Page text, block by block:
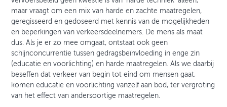
maar vraagt om een mix van harde en zachte maatregelen,
geregisseerd en gedoseerd met kennis van de mogelijkheden
en beperkingen van verkeersdeelnemers. De mens als maat
dus. Als je er zo mee omgaat, ontstaat ook geen
schijnconcurrentie tussen gedragsbeïnvloeding in enge zin
(educatie en voorlichting) en harde maatregelen. Als we daarbij
beseffen dat verkeer van begin tot eind om mensen gaat,
komen educatie en voorlichting vanzelf aan bod, ter vergroting
van het effect van andersoortige maatregelen.